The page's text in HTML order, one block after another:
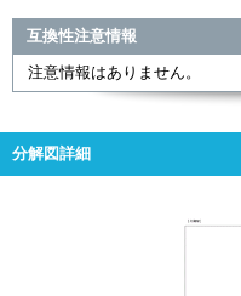
互換性注意情報
注意情報はありません。
分解図詳細